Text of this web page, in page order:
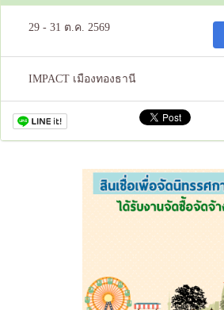
29 - 31 ต.ค. 2569
IMPACT เมืองทองธานี